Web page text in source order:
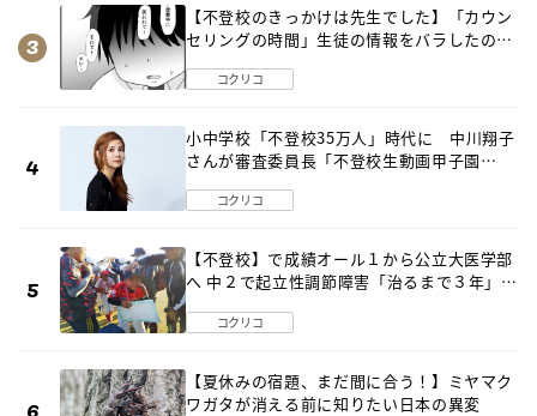
【不登校のきっかけは先生でした】「カウン
セリングの時間」生徒の情報をバラしたの
コクリコ
小中学校「不登校35万人」時代に 中川翔子
さんが審査委員長「不登校生動画甲子園
コクリコ
【不登校】で成績オール１から公立大医学部
へ 中２で起立性調節障害「治るまで３年」の
コクリコ
【夏休みの宿題、まだ間に合う！】ミヤマク
ワガタが消える前に知りたい日本の異変